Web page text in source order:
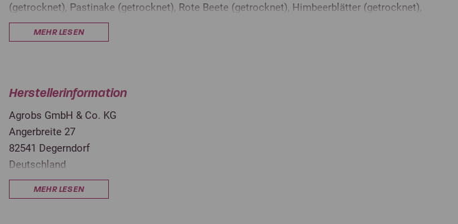
(getrocknet), Pastinake (getrocknet), Rote Beete (getrocknet), Himbeerblätter (getrocknet),
Brombeerblätter (getrocknet), Leinsaat, Dicalciumphosphat (mineralisch), Seealgenkalk, Salz,
Ölmischung (Leinsamen, Sonnenblumen, Schwarzkümmel), Bierhefe und Bierhefeprodukte,
Analytische Bestandteile:
Rohprotein
Rohfett
Rohasche
MEHR LESEN
Herstellerinformation
Agrobs GmbH & Co. KG
Angerbreite 27
82541 Degerndorf
Deutschland
info@agrobs.de
MEHR LESEN